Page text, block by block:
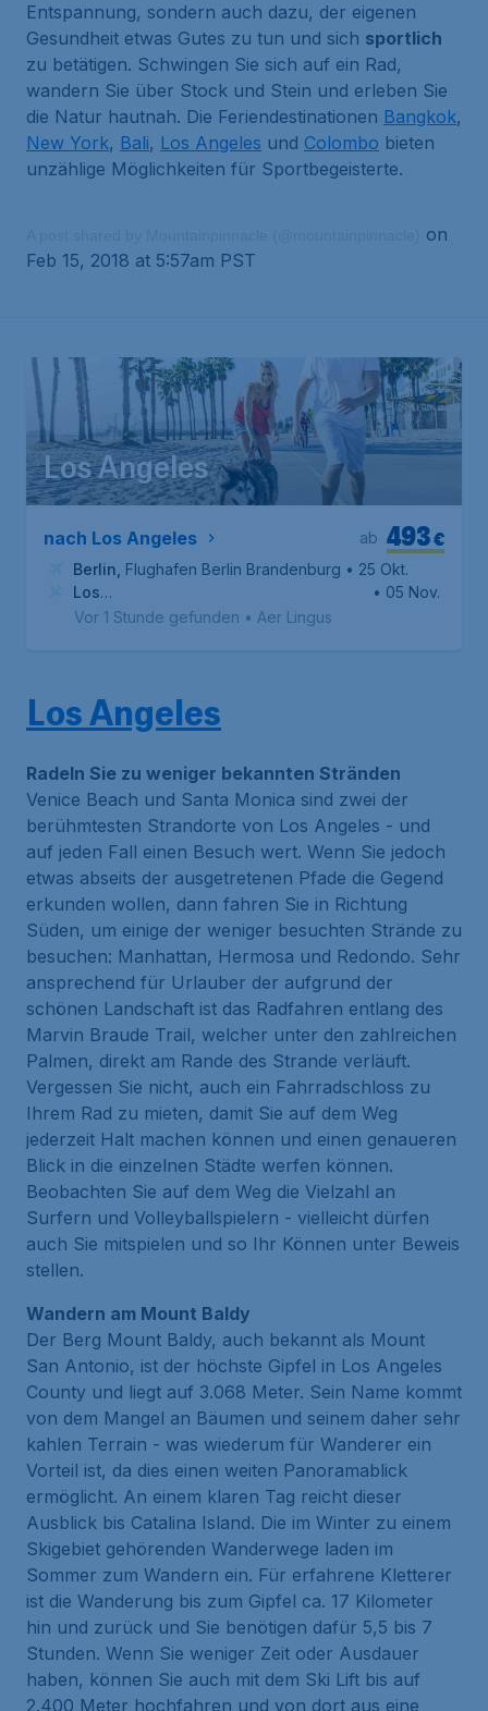
Entspannung, sondern auch dazu, der eigenen
Gesundheit etwas Gutes zu tun und sich sportlich
zu betätigen. Schwingen Sie sich auf ein Rad,
wandern Sie über Stock und Stein und erleben Sie
die Natur hautnah. Die Feriendestinationen Bangkok,
New York, Bali, Los Angeles und Colombo bieten
unzählige Möglichkeiten für Sportbegeisterte.
on
Feb 15, 2018 at 5:57am PST
Los Angeles
nach Los Angeles €
493
ab
Berlin Flughafen Berlin Brandenburg • 25 Okt.
Los
Angeles, Internationaler Flughafen Los Angeles
• 05 Nov.
Vor 1 Stunde gefunden • Aer Lingus
Los Angeles
Radeln Sie zu weniger bekannten Stränden
Venice Beach und Santa Monica sind zwei der
berühmtesten Strandorte von Los Angeles - und
auf jeden Fall einen Besuch wert. Wenn Sie jedoch
etwas abseits der ausgetretenen Pfade die Gegend
erkunden wollen, dann fahren Sie in Richtung
Süden, um einige der weniger besuchten Strände zu
besuchen: Manhattan, Hermosa und Redondo. Sehr
ansprechend für Urlauber der aufgrund der
schönen Landschaft ist das Radfahren entlang des
Marvin Braude Trail, welcher unter den zahlreichen
Palmen, direkt am Rande des Strande verläuft.
Vergessen Sie nicht, auch ein Fahrradschloss zu
Ihrem Rad zu mieten, damit Sie auf dem Weg
jederzeit Halt machen können und einen genaueren
Blick in die einzelnen Städte werfen können.
Beobachten Sie auf dem Weg die Vielzahl an
Surfern und Volleyballspielern - vielleicht dürfen
auch Sie mitspielen und so Ihr Können unter Beweis
stellen.
Wandern am Mount Baldy
Der Berg Mount Baldy, auch bekannt als Mount
San Antonio, ist der höchste Gipfel in Los Angeles
County und liegt auf 3.068 Meter. Sein Name kommt
von dem Mangel an Bäumen und seinem daher sehr
kahlen Terrain - was wiederum für Wanderer ein
Vorteil ist, da dies einen weiten Panoramablick
ermöglicht. An einem klaren Tag reicht dieser
Ausblick bis Catalina Island. Die im Winter zu einem
Skigebiet gehörenden Wanderwege laden im
Sommer zum Wandern ein. Für erfahrene Kletterer
ist die Wanderung bis zum Gipfel ca. 17 Kilometer
hin und zurück und Sie benötigen dafür 5,5 bis 7
Stunden. Wenn Sie weniger Zeit oder Ausdauer
haben, können Sie auch mit dem Ski Lift bis auf
2.400 Meter hochfahren und von dort aus eine